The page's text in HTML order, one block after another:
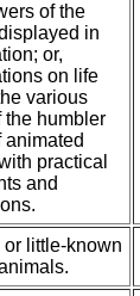
of the
in
or,
on life
various
the humbler
animated
practical
and
or little-known